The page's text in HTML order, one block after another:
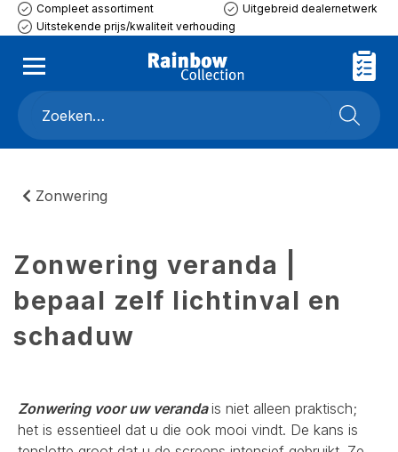
Compleet assortiment
Uitgebreid dealernetwerk
Uitstekende prijs/kwaliteit verhouding
Zonwering
Zonwering veranda |
bepaal zelf lichtinval en
schaduw
Zonwering voor uw verandais niet alleen praktisch;
het is essentieel dat u die ook mooi vindt. De kans is